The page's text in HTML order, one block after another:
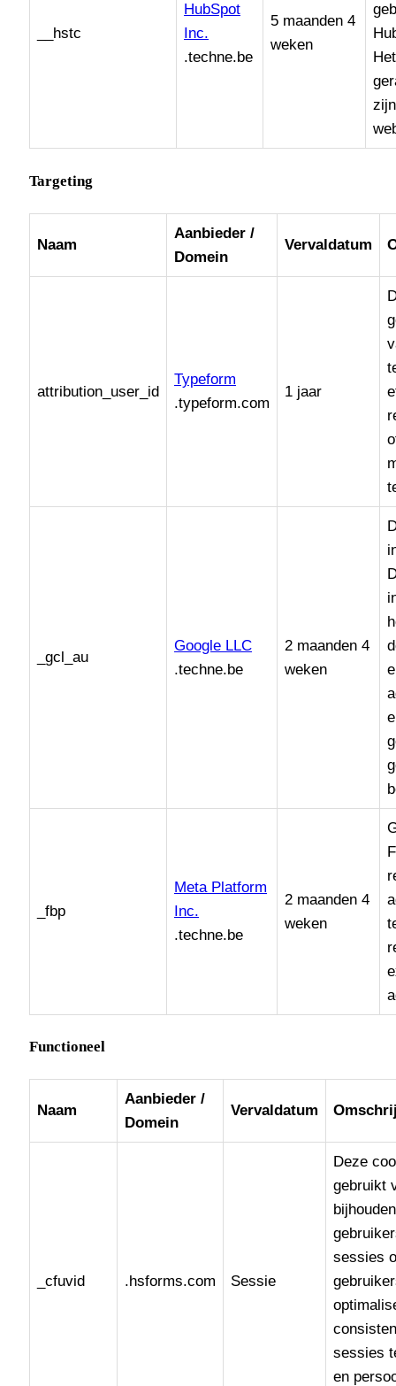
__hstc
HubSpot
Inc.
.techne.be
5 maanden 4
weken
Targeting
Naam
Aanbieder /
Domein
Vervaldatum
attribution_user_id
Typeform
.typeform.com
1 jaar
_gcl_au
Google LLC
.techne.be
2 maanden 4
weken
_fbp
Meta Platform
Inc.
.techne.be
2 maanden 4
weken
Functioneel
Naam
Aanbieder /
Domein
Vervaldatum
_cfuvid .hsforms.com Sessie
Deze
gebruikt
sessies
sessies
en